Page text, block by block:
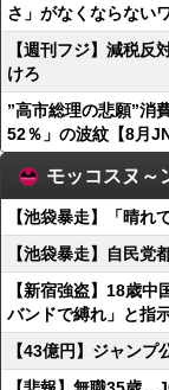
さ」がなくならない
【週刊フジ】減税
けろ
”高市総理の悲願”消
52％」の波紋【8月
モッコスヌ～
【池袋暴走】「晴れ
【池袋暴走】自民党
【新宿強盗】18歳
バンドで縛れ」と指
【43億円】ジャン